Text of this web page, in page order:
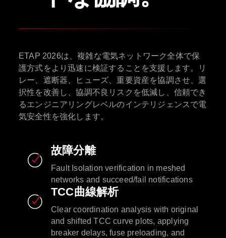
ETAP 2026は、複雑な電気ネットワーク全体で保
護方式をより迅速に検証することを支援します。リ
レー、遮断器、ヒューズ、重要資産を協調させ、選
択性を改善し、協調不良リスクを低減し、信頼でき
るエンジニアリングレベルのインテリジェンスで電
気安全性を強化します。
故障分離
Fault Isolation verification in meshed
networks and succeed/fail notifications
TCC曲線解析
Clear coordination analysis with original
and shifted TCC curve plots, applying
breaker delays, fuse preloading, and